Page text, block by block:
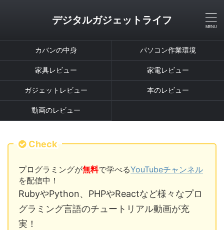
デジタルガジェットライフ
カバンの中身 パソコン作業環境
家具レビュー 家電レビュー
ガジェットレビュー 本のレビュー
動画のレビュー
Check
プログラミングが無料で学べるYouTubeチャンネル
を配信中！
RubyやPython、PHPやReactなど様々なプロ
グラミング言語のチュートリアル動画が充
実！